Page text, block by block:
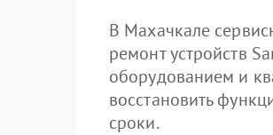
В Махачкале
ремонт устройств
оборудованием и
восстановить
сроки.